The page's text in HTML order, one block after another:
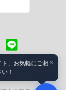
×
ト、お気軽にご相
！